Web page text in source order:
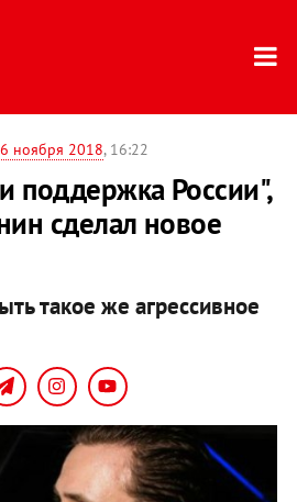
ноября 2018, 16:22
поддержка России",
сделал новое
такое же агрессивное